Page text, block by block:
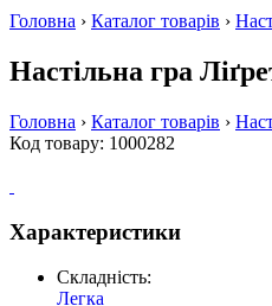
Головна › Каталог товарів ›
Настільна гра
Головна › Каталог товарів ›
Код товару: 1000282
Характеристики
Складність:
Легка